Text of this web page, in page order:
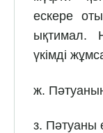
ескере
ықтимал.
үкімді
ж. Пәтуаның
з. Пәтуаны